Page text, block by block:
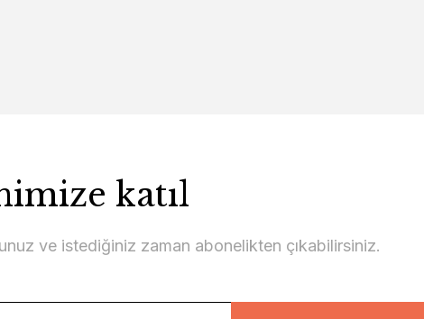
katıl
ve istediğiniz zaman abonelikten çıkabilirsiniz.